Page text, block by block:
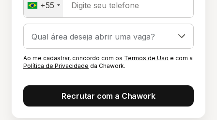
+55 Digite seu telefone
Ao me cadastrar, concordo com os Termos de Uso e com a
Política de Privacidade da Chawork.
Recrutar com a Chawork